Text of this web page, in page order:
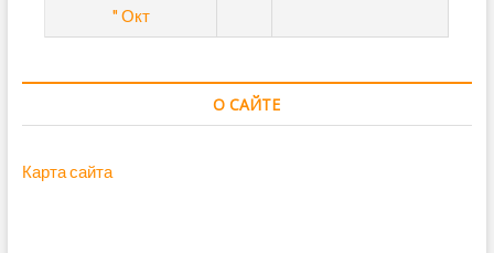
" Окт
О САЙТЕ
Карта сайта